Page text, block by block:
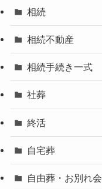
相続
相続不動産
相続手続き一式
社葬
終活
自宅葬
自由葬・お別れ会